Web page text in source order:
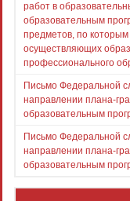
работ в
образовательным
предметов, по
осуществляющих
профессионального
Письмо Федеральной
направлении плана-
образовательным
Письмо Федеральной
направлении плана-
образовательным